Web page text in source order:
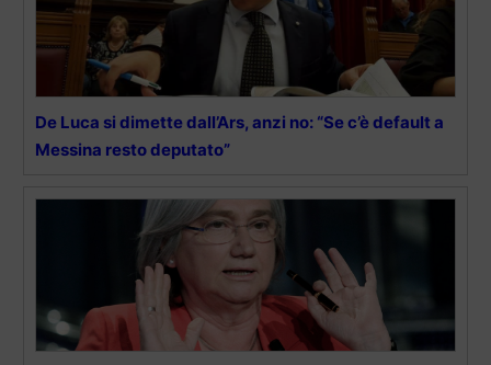
De Luca si dimette dall’Ars, anzi no: “Se c’è default a
Messina resto deputato”